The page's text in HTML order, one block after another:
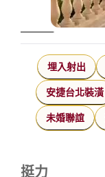
埋入射出
安捷台北裝潢
未婚聯誼
挺力